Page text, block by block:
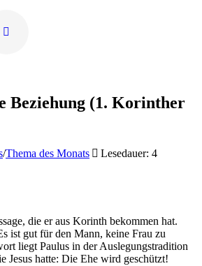
Beziehung (1. Korinther
/Thema des Monats
Lesedauer: 4
die er aus Korinth bekommen hat.
ist gut für den Mann, keine Frau zu
liegt Paulus in der Auslegungstradition
Jesus hatte: Die Ehe wird geschützt!